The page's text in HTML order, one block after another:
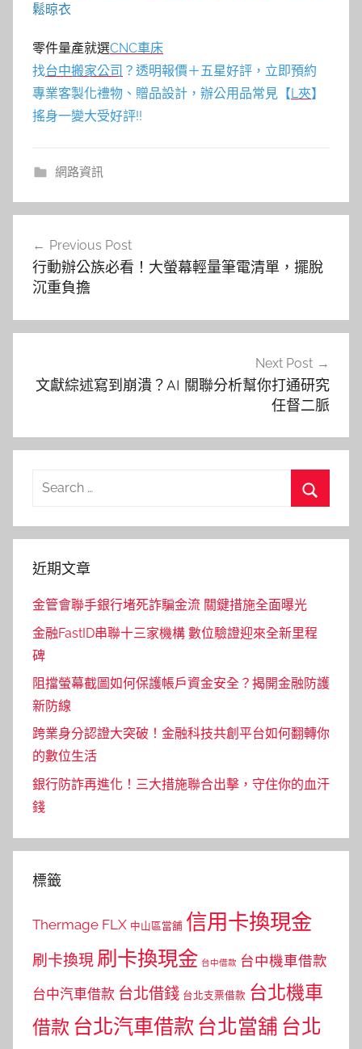
鬆晾衣
零件量產就選CNC車床
找台中搬家公司 ？透明報價＋五星好評，立即預約
專業客製化禮物、贈品設計，辦公用品常見【L夾】
搖身一變大受好評!!
網路資訊
章
覽
Previous Post
行動辦公族必看！大螢幕輕量筆電清單，擺脫
沉重負擔
Next Post
文獻綜述寫到崩潰？AI 關聯分析幫你打通研究
任督二脈
Search
近期文章
金管會聯手銀行堵死詐騙金流 關鍵措施全面曝光
金融FastID串聯十三家機構 數位驗證迎來全新里程
碑
阻擋螢幕截圖如何保護帳戶資金安全？揭開金融防護
新防線
跨業身分認證大突破！金融科技共創平台如何翻轉你
的數位生活
銀行防詐再進化！三大措施聯合出擊，守住你的血汗
錢
標籤
Thermage FLX 中山區當舖 信用卡換現金
刷卡換現 刷卡換現金 台中借款 台中機車借款
台中汽車借款 台北借錢 台北支票借款 台北機車
借款 台北汽車借款 台北當舖 台北